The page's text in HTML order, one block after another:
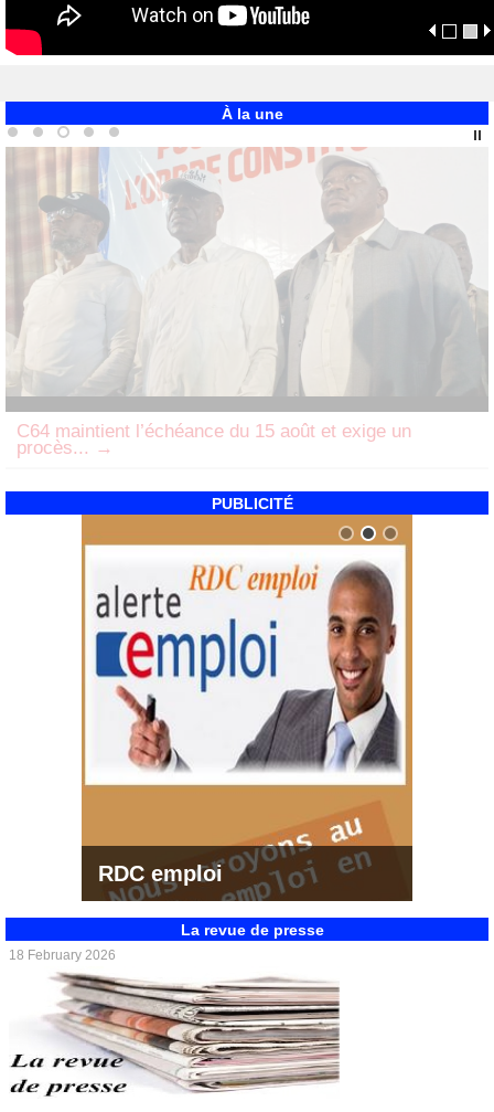
À la une
Contrôle sanitaire à Maluku : les premiers
résultats...
PUBLICITÉ
RDC emploi
La revue de presse
18 February 2026